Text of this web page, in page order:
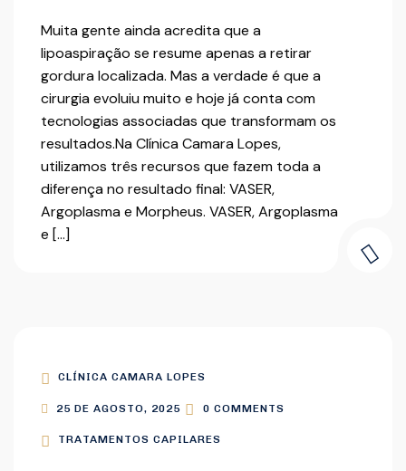
Muita gente ainda acredita que a
lipoaspiração se resume apenas a retirar
gordura localizada. Mas a verdade é que a
cirurgia evoluiu muito e hoje já conta com
tecnologias associadas que transformam os
resultados.Na Clínica Camara Lopes,
utilizamos três recursos que fazem toda a
diferença no resultado final: VASER,
Argoplasma e Morpheus. VASER, Argoplasma
e […]
CLÍNICA CAMARA LOPES
25 DE AGOSTO, 2025 0 COMMENTS
TRATAMENTOS CAPILARES